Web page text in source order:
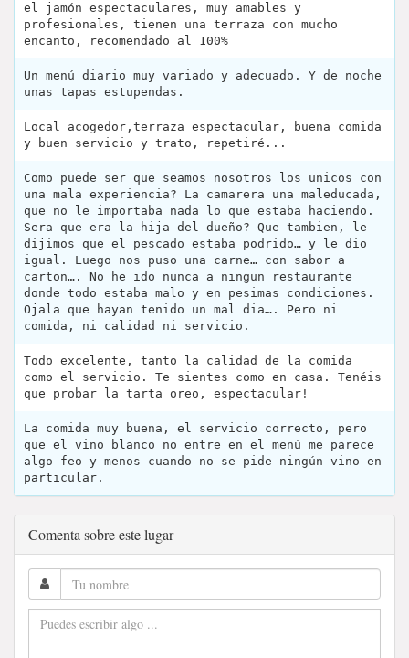
el jamón espectaculares, muy amables y
profesionales, tienen una terraza con mucho
encanto, recomendado al 100%
Un menú diario muy variado y adecuado. Y de noche
unas tapas estupendas.
Local acogedor,terraza espectacular, buena comida
y buen servicio y trato, repetiré...
Como puede ser que seamos nosotros los unicos con
una mala experiencia? La camarera una maleducada,
que no le importaba nada lo que estaba haciendo.
Sera que era la hija del dueño? Que tambien, le
dijimos que el pescado estaba podrido… y le dio
igual. Luego nos puso una carne… con sabor a
carton…. No he ido nunca a ningun restaurante
donde todo estaba malo y en pesimas condiciones.
Ojala que hayan tenido un mal dia…. Pero ni
comida, ni calidad ni servicio.
Todo excelente, tanto la calidad de la comida
como el servicio. Te sientes como en casa. Tenéis
que probar la tarta oreo, espectacular!
La comida muy buena, el servicio correcto, pero
que el vino blanco no entre en el menú me parece
algo feo y menos cuando no se pide ningún vino en
particular.
Comenta sobre este lugar